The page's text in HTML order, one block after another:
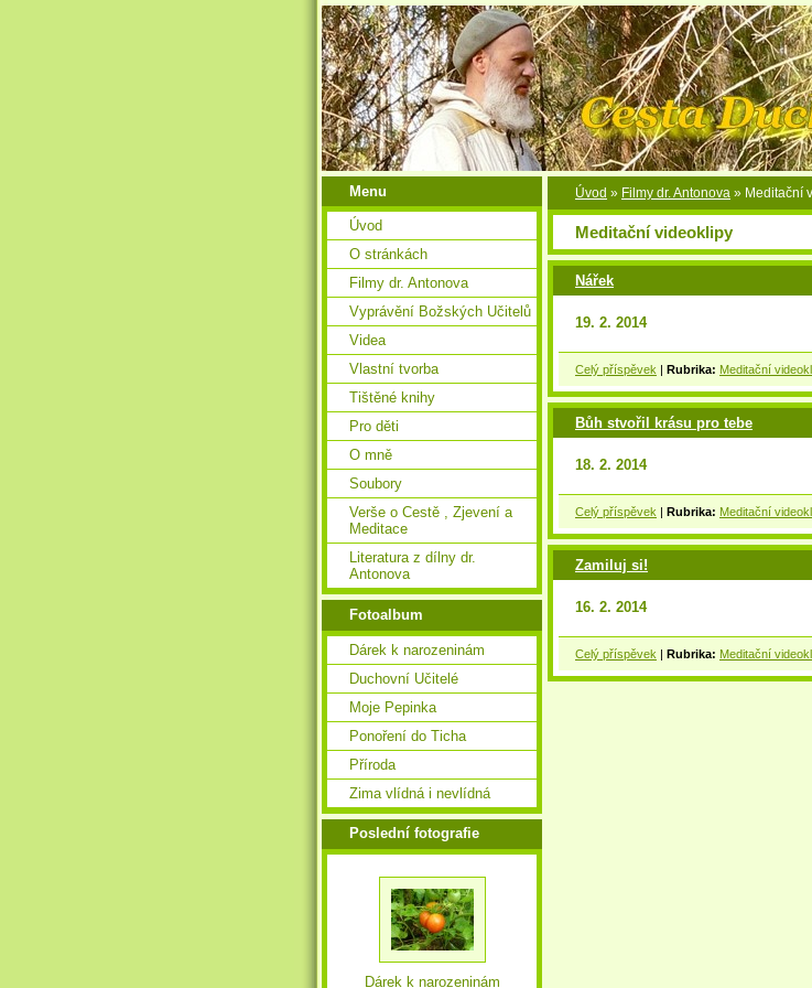
Úvod » Filmy dr. Antonova » Meditační
Meditační videoklipy
Nářek
19. 2. 2014
Celý příspěvek | Rubrika: Meditační
Bůh stvořil krásu pro tebe
18. 2. 2014
Celý příspěvek | Rubrika: Meditační
Zamiluj si!
16. 2. 2014
Celý příspěvek | Rubrika: Meditační
Menu
Úvod
O stránkách
Filmy dr. Antonova
Vyprávění Božských Učitelů
Videa
Vlastní tvorba
Tištěné knihy
Pro děti
O mně
Soubory
Verše o Cestě , Zjevení a
Meditace
Literatura z dílny dr.
Antonova
Fotoalbum
Dárek k narozeninám
Duchovní Učitelé
Moje Pepinka
Ponoření do Ticha
Příroda
Zima vlídná i nevlídná
Poslední fotografie
Dárek k narozeninám